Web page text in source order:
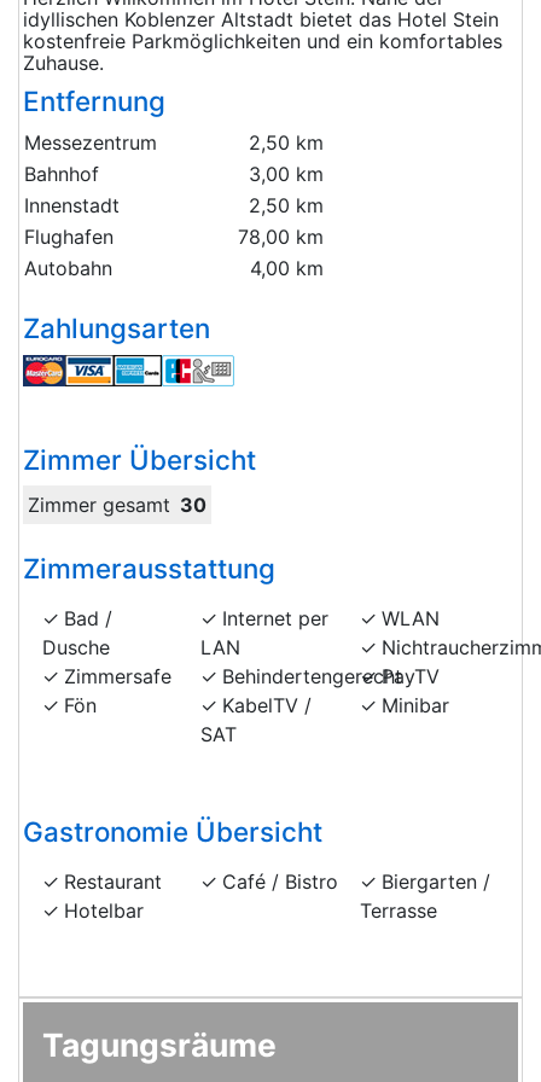
idyllischen Koblenzer Altstadt bietet das Hotel Stein
kostenfreie Parkmöglichkeiten und ein komfortables
Zuhause.
Entfernung
Messezentrum
2,50 km
Bahnhof
3,00 km
Innenstadt
2,50 km
Flughafen
78,00 km
Autobahn
4,00 km
Zahlungsarten
Zimmer Übersicht
Zimmer gesamt 30
Zimmerausstattung
Bad /
Dusche
Zimmersafe
Fön
Internet per
LAN
Behindertengerecht
KabelTV /
SAT
WLAN
PayTV
Minibar
Gastronomie Übersicht
Restaurant
Hotelbar
Café / Bistro
Biergarten /
Terrasse
Tagungsräume